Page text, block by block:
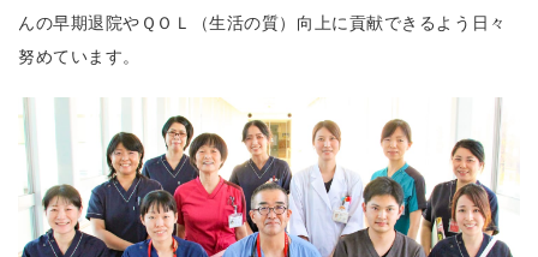
んの早期退院やＱＯＬ（生活の質）向上に貢献できるよう日々
努めています。